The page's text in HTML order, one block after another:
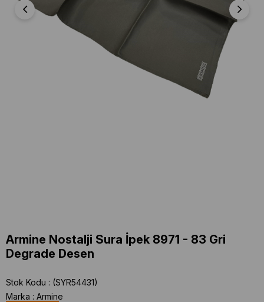
Armine Nostalji Sura İpek 8971 - 83 Gri
Degrade Desen
Stok Kodu
(SYR54431)
Marka : Armine